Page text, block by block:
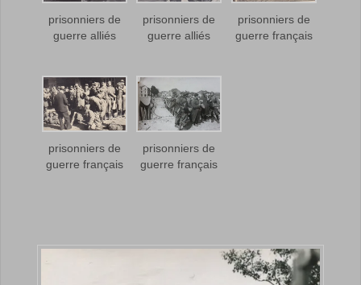
prisonniers de
guerre alliés
prisonniers de
guerre alliés
prisonniers de
guerre français
prisonniers de
guerre français
prisonniers de
guerre français